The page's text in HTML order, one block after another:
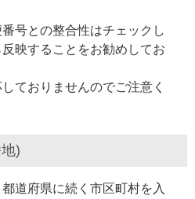
号との整合性はチェックし
映することをお勧めしてお
ておりませんのでご注意く
)
道府県に続く市区町村を入